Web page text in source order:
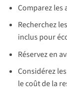
Comparez les
Recherchez
inclus pour
Réservez en
Considérez
le coût de la